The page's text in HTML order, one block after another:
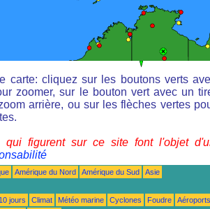
carte: cliquez sur les boutons verts
zoomer, sur le bouton vert avec un
arrière, ou sur les flèches vertes
qui figurent sur ce site font l'objet
Amérique du Nord Amérique du Sud
Asie
jours Climat Météo marine Cyclones Foudre
Aéroports